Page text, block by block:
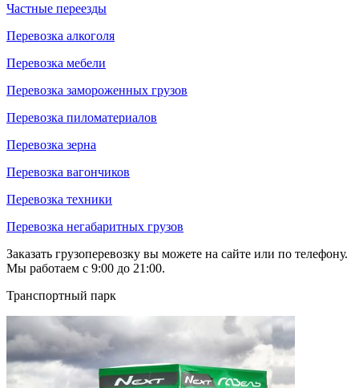
Частные переезды
Перевозка алкоголя
Перевозка мебели
Перевозка замороженных грузов
Перевозка пиломатериалов
Перевозка зерна
Перевозка вагончиков
Перевозка техники
Перевозка негабаритных грузов
Заказать грузоперевозку вы можете на сайте или по телефону.
Мы работаем с 9:00 до 21:00.
Транспортный парк